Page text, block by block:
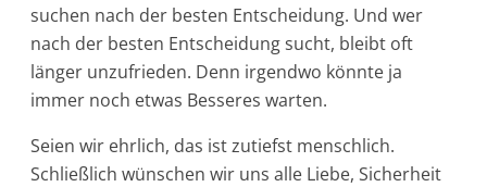
suchen nach der besten Entscheidung. Und wer
nach der besten Entscheidung sucht, bleibt oft
länger unzufrieden. Denn irgendwo könnte ja
immer noch etwas Besseres warten.
Seien wir ehrlich, das ist zutiefst menschlich.
Schließlich wünschen wir uns alle Liebe, Sicherheit